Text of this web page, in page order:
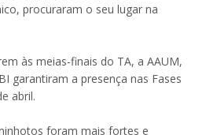
procuraram o seu lugar na
às meias-finais do TA, a AAUM,
garantiram a presença nas Fases
abril.
foram mais fortes e